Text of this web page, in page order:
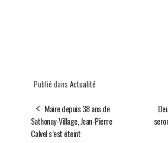
Publié dans Actualité
Maire depuis 38 ans de
Sathonay-Village, Jean-Pierre
Calvel s’est éteint